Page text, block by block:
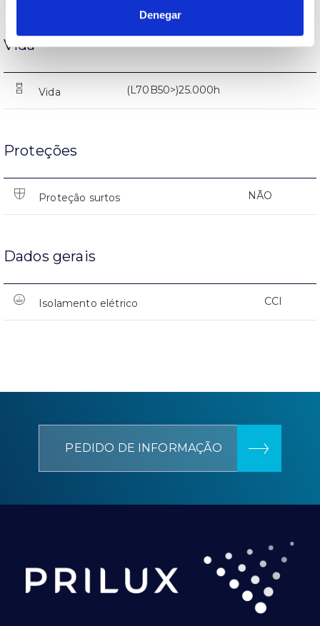
Denegar
Vida
Vida (L70B50>)25.000h
Proteções
Proteção surtos NÃO
Dados gerais
Isolamento elétrico CCI
PEDIDO DE INFORMAÇÃO